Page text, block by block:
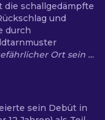
die schallgedämpfte
und
durch
Ort sein …
sein Debüt in